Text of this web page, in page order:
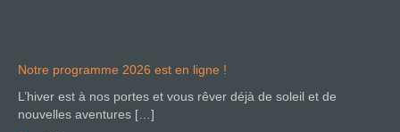
Notre programme 2026 est en ligne !
L’hiver est à nos portes et vous rêver déjà de soleil et de
nouvelles aventures […]